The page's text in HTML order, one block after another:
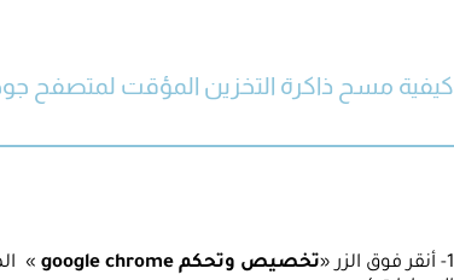
كيفية مسح ذاكرة التخزين المؤقت لمتصفح
1- أنقر فوق الزر « تخصيص وتحكم google chrome »